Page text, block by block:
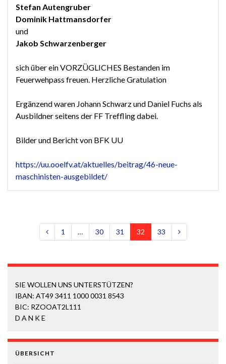
Stefan Autengruber
Dominik Hattmansdorfer
und
Jakob Schwarzenberger
sich über ein VORZÜGLICHES Bestanden im
Feuerwehpass freuen. Herzliche Gratulation
Ergänzend waren Johann Schwarz und Daniel Fuchs als
Ausbildner seitens der FF Treffling dabei.
Bilder und Bericht von BFK UU
https://uu.ooelfv.at/aktuelles/beitrag/46-neue-
maschinisten-ausgebildet/
1 … 30 31 32 33
SIE WOLLEN UNS UNTERSTÜTZEN?
IBAN: AT49 3411 1000 0031 8543
BIC: RZOOAT2L111
D A N K E
ÜBERSICHT